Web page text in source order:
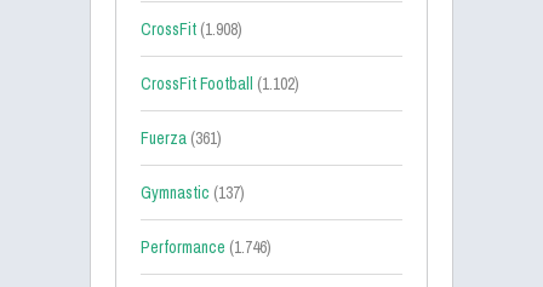
CrossFit (1.908)
CrossFit Football (1.102)
Fuerza (361)
Gymnastic (137)
Performance (1.746)